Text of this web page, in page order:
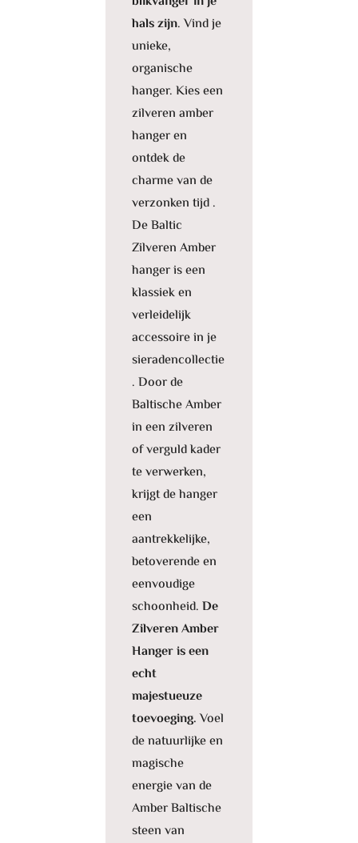
hals zijn. Vind je
unieke,
organische
hanger. Kies een
zilveren amber
hanger en
ontdek de
charme van de
verzonken tijd .
De Baltic
Zilveren Amber
hanger is een
klassiek en
verleidelijk
accessoire in je
sieradencollectie
. Door de
Baltische Amber
in een zilveren
of verguld kader
te verwerken,
krijgt de hanger
een
aantrekkelijke,
betoverende en
eenvoudige
schoonheid.De
Zilveren Amber
Hanger is een
echt
majestueuze
toevoeging.Voel
de natuurlijke en
magische
energie van de
Amber Baltische
steen van